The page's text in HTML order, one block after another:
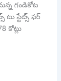
గండికోట
టు స్టేట్స్ ఫర్
కోట్లు